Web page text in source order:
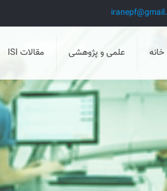
خانه علمی و پژوهشی مقالات ISI